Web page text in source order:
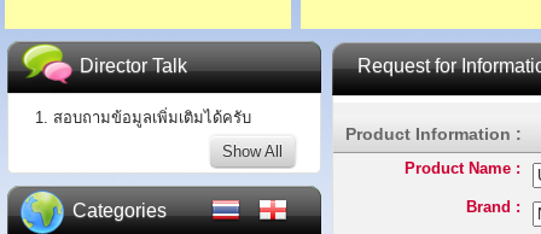
Request for
Product Information :
Product Name :
Brand :
Director Talk
1. สอบถามข้อมูลเพิ่มเติมได้ครับ
Show All
Categories